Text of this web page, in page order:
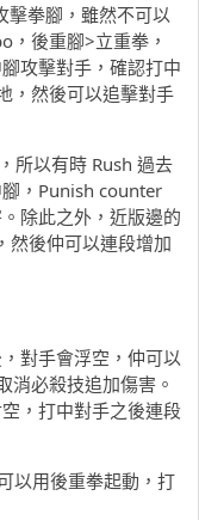
拳腳，雖然不可以
，後重腳>立重拳，
攻擊對手，確認打中
，然後可以追擊對手
所以有時 Rush 過去
，Punish counter
除此之外，近版邊的
然後仲可以連段增加
對手會浮空，仲可以
消必殺技追加傷害。
，打中對手之後連段
以用後重拳起動，打